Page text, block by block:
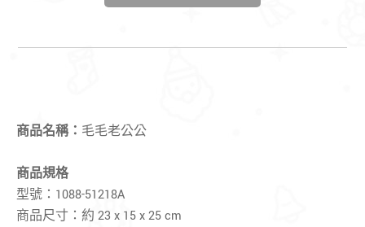
商品名稱： 毛毛老公公
商品規格
型號：1088-51218A
商品尺寸：約 23 x 15 x 25 cm